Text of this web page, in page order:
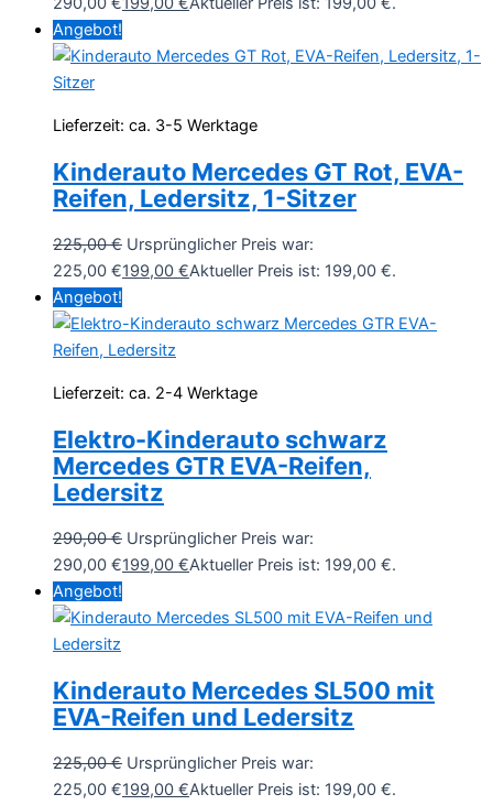
Angebot!
Lieferzeit: ca. 3-5 Werktage
Kinderauto Mercedes GT Rot, EVA-
Reifen, Ledersitz, 1-Sitzer
225,00€ Ursprünglicher Preis war:
225,00 €199,00 €Aktueller Preis ist: 199,00 €.
Angebot!
Lieferzeit: ca. 2-4 Werktage
Elektro-Kinderauto schwarz
Mercedes GTR EVA-Reifen,
Ledersitz
290,00€ Ursprünglicher Preis war:
290,00 €199,00 €Aktueller Preis ist: 199,00 €.
Angebot!
Kinderauto Mercedes SL500 mit
EVA-Reifen und Ledersitz
225,00€ Ursprünglicher Preis war:
225,00 €199,00 €Aktueller Preis ist: 199,00 €.